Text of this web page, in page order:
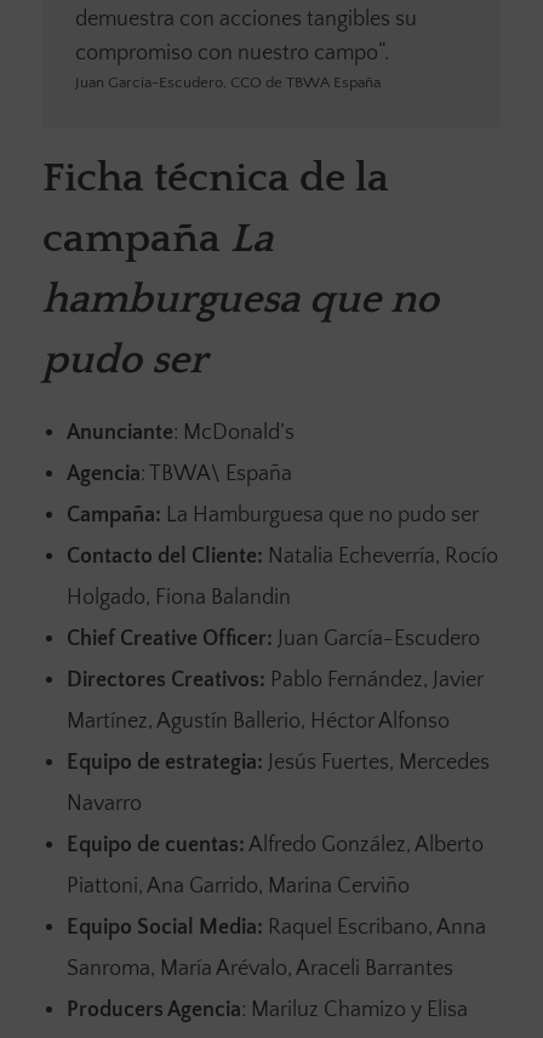
demuestra con acciones tangibles su
compromiso con nuestro campo“.
Juan García-Escudero, CCO de TBWA España
Ficha técnica de la
campaña La
hamburguesa que no
pudo ser
Anunciante: McDonald’s
Agencia: TBWA\ España
Campaña: La Hamburguesa que no pudo ser
Contacto del Cliente: Natalia Echeverría, Rocío
Holgado, Fiona Balandin
Chief Creative Officer: Juan García-Escudero
Directores Creativos: Pablo Fernández, Javier
Martínez, Agustín Ballerio, Héctor Alfonso
Equipo de estrategia: Jesús Fuertes, Mercedes
Navarro
Equipo de cuentas: Alfredo González, Alberto
Piattoni, Ana Garrido, Marina Cerviño
Equipo Social Media: Raquel Escribano, Anna
Sanroma, María Arévalo, Araceli Barrantes
Producers Agencia: Mariluz Chamizo y Elisa